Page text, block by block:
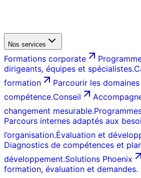
Nos services
Formations corporate
dirigeants, équipes et spécialistes.
formation
Parcourir les
compétence.Conseil
changement mesurable.
Parcours internes adaptés aux
l’organisation.Évaluation et
Diagnostics de compétences et
développement.Solutions Phoenix
formation, évaluation et demandes.